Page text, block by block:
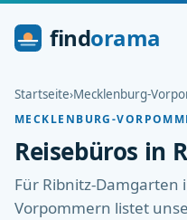
findorama
Startseite›Mecklenburg-
MECKLENBURG-
Reisebüros in
Für Ribnitz-Damgarten
Vorpommern listet